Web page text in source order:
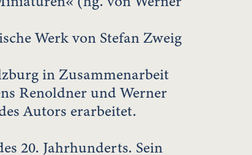
Werk von Stefan Zweig
in Zusammenarbeit
Renoldner und Werner
Autors erarbeitet.
20. Jahrhunderts. Sein